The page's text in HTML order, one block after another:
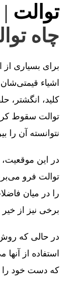
توالت
چاه
برای بسیاری از
اشیاء
کلید، انگشتر،
توالت سقوط
نتوانسته آن را
در این
توالت فرو
را در میان
برخی نیز از
در حالی که
استفاده از
که دست خود را